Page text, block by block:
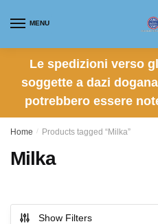
MENU
Le spedizioni verso
soggette a dazi
potrebbero essere
Home / Products tagged “Milka”
Milka
Show Filters